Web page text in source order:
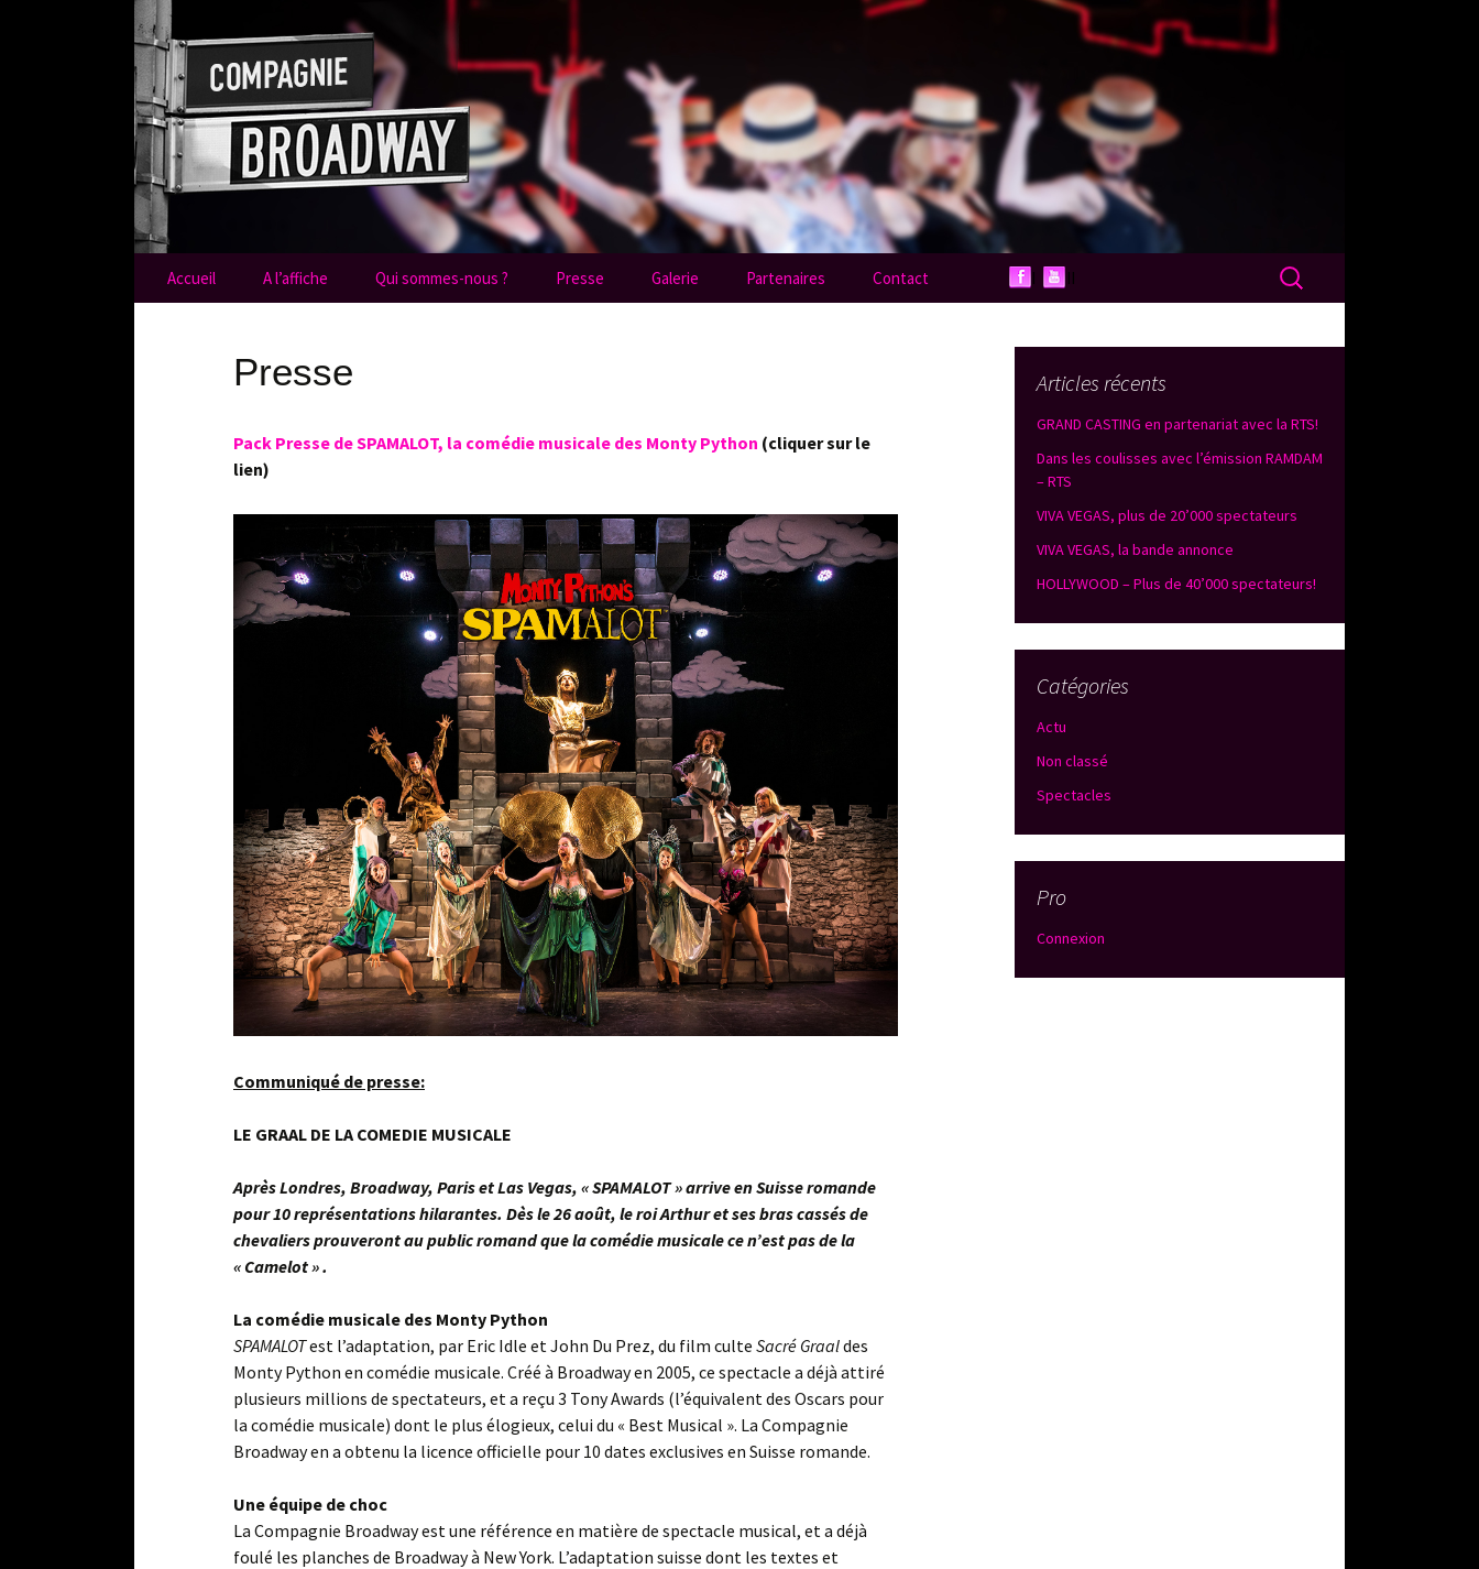
Compagnie Broadway
Aller au contenu
Accueil A l’affiche Qui sommes-nous ? Presse Galerie Partenaires Contact I II Rechercher :
Presse
Pack Presse de SPAMALOT, la comédie musicale des Monty Python (cliquer sur le
lien)
Communiqué de presse:
LE GRAAL DE LA COMEDIE MUSICALE
Après Londres, Broadway, Paris et Las Vegas, « SPAMALOT » arrive en Suisse romande
pour 10 représentations hilarantes. Dès le 26 août, le roi Arthur et ses bras cassés de
chevaliers prouveront au public romand que la comédie musicale ce n’est pas de la
« Camelot » .
La comédie musicale des Monty Python
SPAMALOTest l’adaptation, par Eric Idle et John Du Prez, du film culte Sacré Graaldes
Monty Python en comédie musicale. Créé à Broadway en 2005, ce spectacle a déjà attiré
plusieurs millions de spectateurs, et a reçu 3 Tony Awards (l’équivalent des Oscars pour
la comédie musicale) dont le plus élogieux, celui du « Best Musical ». La Compagnie
Broadway en a obtenu la licence officielle pour 10 dates exclusives en Suisse romande.
Une équipe de choc
La Compagnie Broadway est une référence en matière de spectacle musical, et a déjà
foulé les planches de Broadway à New York. L’adaptation suisse dont les textes et
Articles récents
GRAND CASTING en partenariat avec la RTS!
Dans les coulisses avec l’émission RAMDAM
– RTS
VIVA VEGAS, plus de 20’000 spectateurs
VIVA VEGAS, la bande annonce
HOLLYWOOD – Plus de 40’000 spectateurs!
Catégories
Actu
Non classé
Spectacles
Pro
Connexion